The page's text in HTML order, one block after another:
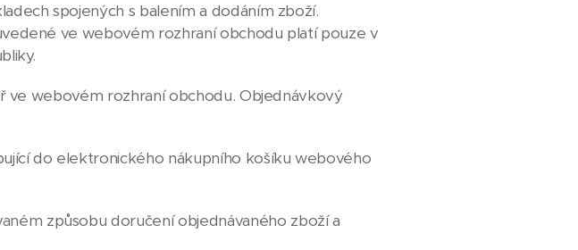
spojených s balením a dodáním zboží.
ve webovém rozhraní obchodu platí pouze v
webovém rozhraní obchodu. Objednávkový
do elektronického nákupního košíku webového
způsobu doručení objednávaného zboží a